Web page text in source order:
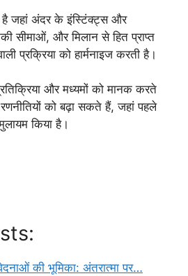
जहां अंदर के इंस्टिंक्ट्स और
सीमाओं, और मिलान से हित प्राप्त
प्रक्रिया को हार्मनाइज करती है।
और मध्यमों को मानक करते
को बढ़ा सकते हैं, जहां पहले
किया है।
की भूमिका: अंतरात्मा पर…